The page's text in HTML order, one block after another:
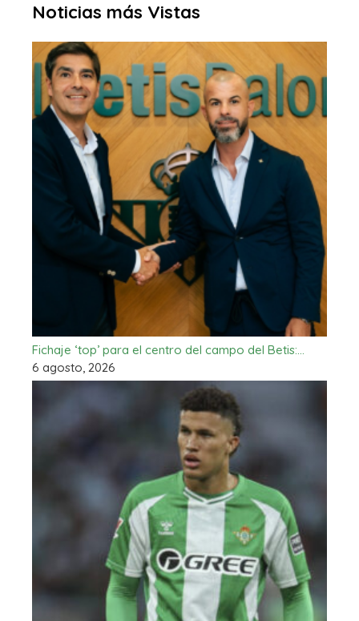
Noticias más Vistas
Fichaje ‘top’ para el centro del campo del Betis:…
6 agosto, 2026